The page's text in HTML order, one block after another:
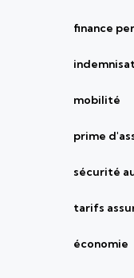
finance
mobilité
prime
sécurité
tarifs
économie